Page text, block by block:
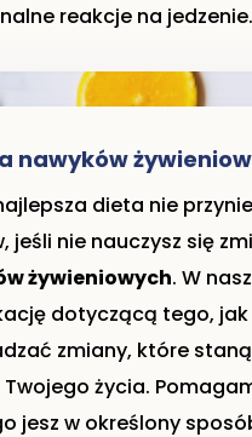
reakcje na jedzenie.
nawyków
dieta nie
jeśli nie nauczysz się
żywieniowych. W
dotyczącą tego,
zmiany, które
życia.
jesz w określony